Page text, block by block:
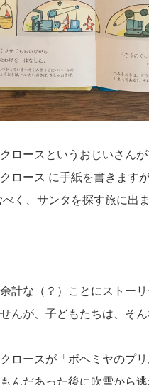
ロースというおじいさん
ロース に手紙を書きます
く、サンタを探す旅に出ま
計な（？）ことにストー
んが、子どもたちは、そん
ロースが「ボヘミヤのプ
んだあった後に吹雪から